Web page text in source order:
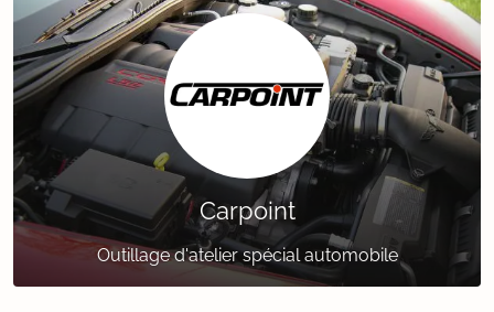
Carpoint
Outillage d'atelier spécial automobile